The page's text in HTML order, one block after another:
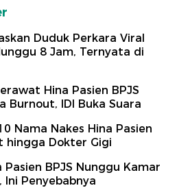
Duduk Perkara Viral
8 Jam, Ternyata di
Hina Pasien BPJS
Burnout, IDI Buka Suara
Nama Nakes Hina Pasien
hingga Dokter Gigi
Pasien BPJS Nunggu Kamar
Ini Penyebabnya